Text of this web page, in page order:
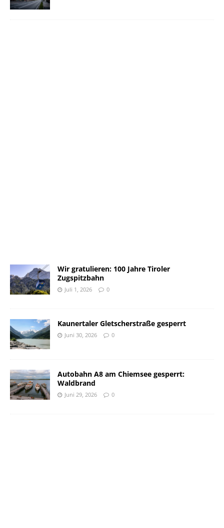
Wir gratulieren: 100 Jahre Tiroler
Zugspitzbahn
Juli 1, 2026 0
Kaunertaler Gletscherstraße gesperrt
Juni 30, 2026 0
Autobahn A8 am Chiemsee gesperrt:
Waldbrand
Juni 29, 2026 0